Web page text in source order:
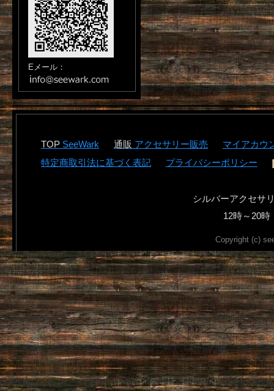
Eメール：
SeeWark アクセサリー販売
マイアカウ
特定商取引法に基づく表記
プライバシーポリシー
シルバーアクセサ
12時～
Copyright (c)